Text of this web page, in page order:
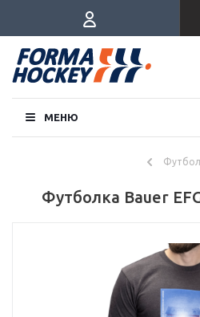
МЕНЮ
Футболка Bauer